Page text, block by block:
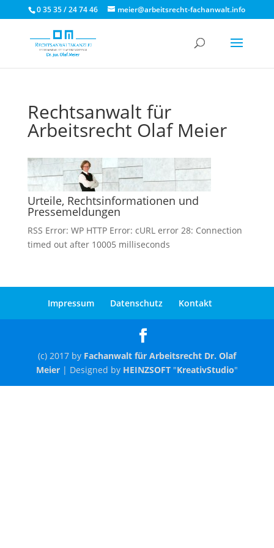
0 35 35 / 24 74 46 meier@arbeitsrecht-fachanwalt.info
Rechtsanwalt für
Arbeitsrecht Olaf Meier
Urteile, Rechtsinformationen und
Pressemeldungen
RSS Error: WP HTTP Error: cURL error 28: Connection
timed out after 10005 milliseconds
Impressum Datenschutz Kontakt
(c) 2017 by Fachanwalt für Arbeitsrecht Dr. Olaf
Meier| Designed by HEINZSOFT"KreativStudio"